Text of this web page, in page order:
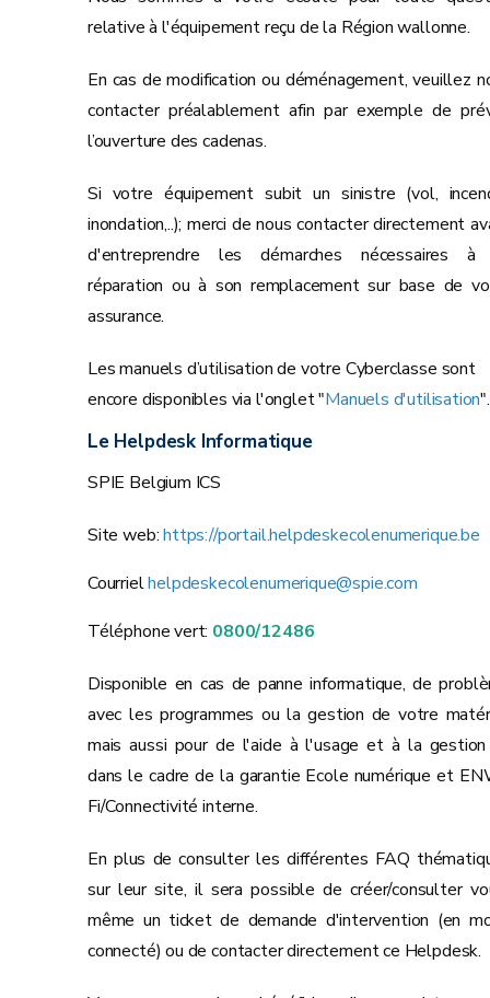
relative à l'équipement reçu de la Région wallonne.
En cas de modification ou déménagement, veuillez
contacter préalablement afin par exemple de
l’ouverture des cadenas.
Si votre équipement subit un sinistre (vol,
inondation,..); merci de nous contacter directement
d'entreprendre les démarches nécessaires à
réparation ou à son remplacement sur base de
assurance.
Les manuels d’utilisation de votre Cyberclasse sont
encore disponibles via l'onglet "Manuels d'utilisation".
Le Helpdesk Informatique
SPIE Belgium ICS
Site web:https://portail.helpdeskecolenumerique.be
Courrielhelpdeskecolenumerique@spie.com
Téléphone vert: 0800/12486
Disponible en cas de panne informatique, de
avec les programmes ou la gestion de votre
mais aussi pour de l'aide à l'usage et à la
dans le cadre de la garantie Ecole numérique et
Fi/Connectivité interne.
En plus de consulter les différentes FAQ
sur leur site, il sera possible de créer/consulter
même un ticket de demande d'intervention (en
connecté) ou de contacter directement ce Helpdesk.